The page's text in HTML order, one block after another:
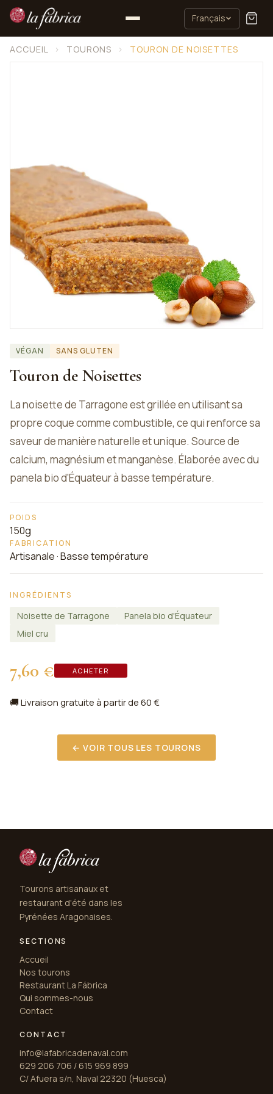
Français
ACCUEIL › TOURONS › TOURON DE NOISETTES
VÉGAN SANS GLUTEN
Touron de Noisettes
La noisette de Tarragone est grillée en utilisant sa
propre coque comme combustible, ce qui renforce sa
saveur de manière naturelle et unique. Source de
calcium, magnésium et manganèse. Élaborée avec du
panela bio d'Équateur à basse température.
POIDS
150g
FABRICATION
Artisanale · Basse température
INGRÉDIENTS
Noisette de Tarragone
Panela bio d'Équateur
Miel cru
7,60 € ACHETER
🚚 Livraison gratuite à partir de 60 €
← VOIR TOUS LES TOURONS
Tourons artisanaux et
restaurant d'été dans les
Pyrénées Aragonaises.
SECTIONS
Accueil
Nos tourons
Restaurant La Fábrica
Qui sommes-nous
Contact
CONTACT
info@lafabricadenaval.com
629 206 706 / 615 969 899
C/ Afuera s/n, Naval 22320 (Huesca)